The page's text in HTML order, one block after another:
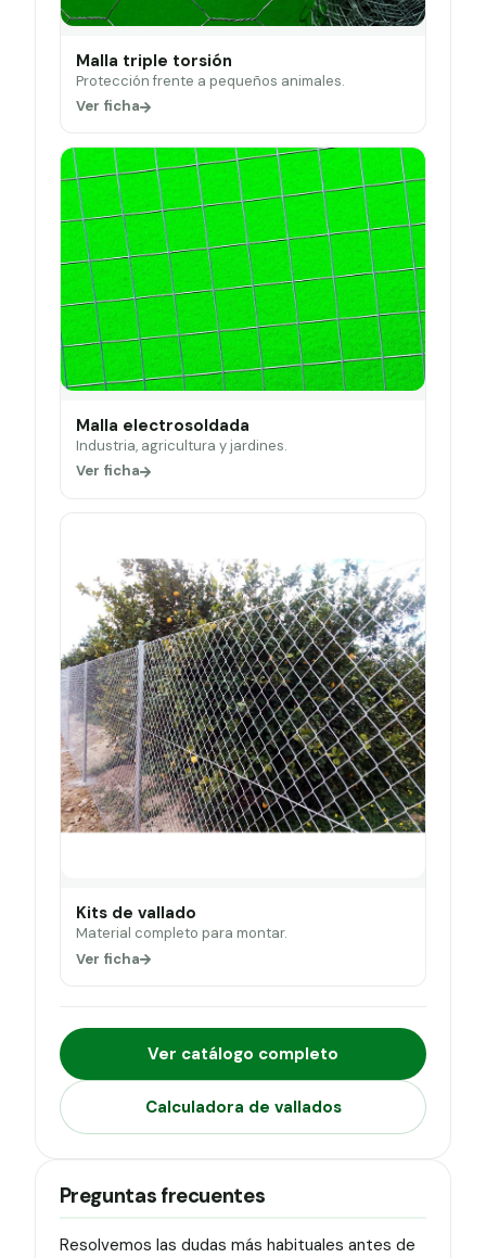
Malla triple torsión
Protección frente a pequeños animales.
Ver ficha
Malla electrosoldada
Industria, agricultura y jardines.
Ver ficha
Kits de vallado
Material completo para montar.
Ver ficha
Ver catálogo completo
Calculadora de vallados
Preguntas frecuentes
Resolvemos las dudas más habituales antes de